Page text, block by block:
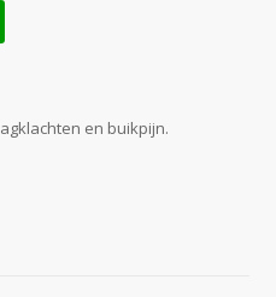
en buikpijn.